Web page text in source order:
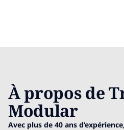
À propos de
Modular
Avec plus de 40 ans